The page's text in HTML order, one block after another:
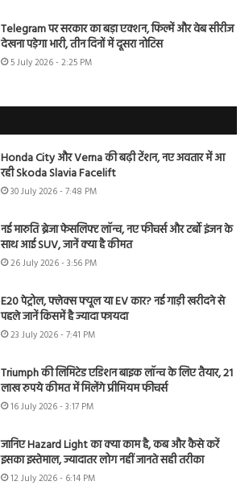
Telegram पर सरकार का बड़ा एक्शन, फिल्में और वेब सीरीज
देखना पड़ेगा भारी, तीन दिनों में दूसरा नोटिस
5 July 2026 - 2:25 PM
Honda City और Verna की बढ़ी टेंशन, नए अवतार में आ
रही Skoda Slavia Facelift
30 July 2026 - 7:48 PM
नई मारुति ब्रेजा फेसलिफ्ट लॉन्च, नए फीचर्स और टर्बो इंजन के
साथ आई SUV, जानें क्या है कीमत
26 July 2026 - 3:56 PM
E20 पेट्रोल, फ्लेक्स फ्यूल या EV कार? नई गाड़ी खरीदने से
पहले जानें किसमें है ज्यादा फायदा
23 July 2026 - 7:41 PM
Triumph की लिमिटेड एडिशन बाइक लॉन्च के लिए तैयार, 21
लाख रुपये कीमत में मिलेंगे प्रीमियम फीचर्स
16 July 2026 - 3:17 PM
जानिए Hazard Light का क्या काम है, कब और कैसे करें
इसका इस्तेमाल, ज्यादातर लोग नहीं जानते सही तरीका
12 July 2026 - 6:14 PM